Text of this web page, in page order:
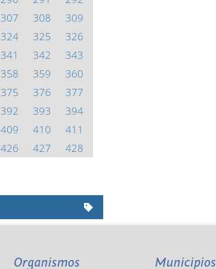
307 308
309
324 325
326
341 342
343
358 359
360
375 376
377
392 393
394
409 410
411
426 427
428
Organismos Municipios